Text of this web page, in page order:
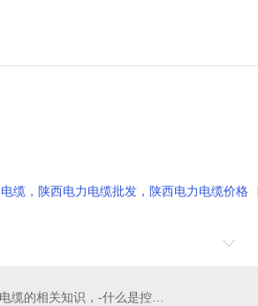
缆，陕西电力电缆批发，陕西电力电缆价格
电线电缆的相关知识，-什么是控制电缆？